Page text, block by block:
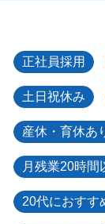
正社員採用
土日祝休み
産休・育休あ
月残業20時間
20代におすす